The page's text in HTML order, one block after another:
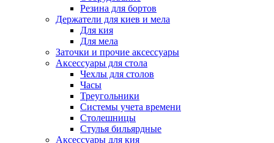
Резина для бортов
Держатели для киев и мела
Для кия
Для мела
Заточки и прочие аксессуары
Аксессуары для стола
Чехлы для столов
Часы
Треугольники
Системы учета времени
Столешницы
Стулья бильярдные
Аксессуары для кия